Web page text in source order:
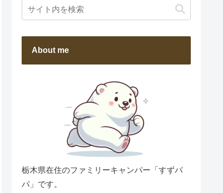
About me
栃木県在住のファミリーキャンパー「すずパ
パ」です。